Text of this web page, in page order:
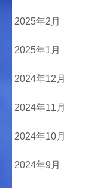
2025年2月
2025年1月
2024年12月
2024年11月
2024年10月
2024年9月